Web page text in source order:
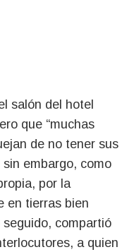
salón del hotel
que “muchas
de no tener sus
embargo, como
por la
en tierras bien
compartió
a quien